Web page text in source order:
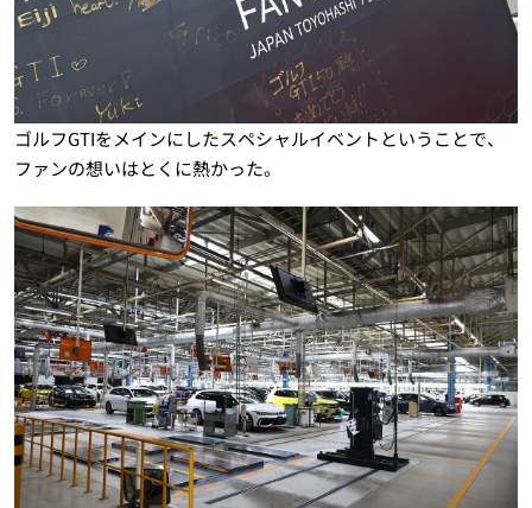
ゴルフGTIをメインにしたスペシャルイベントということで、
ファンの想いはとくに熱かった。